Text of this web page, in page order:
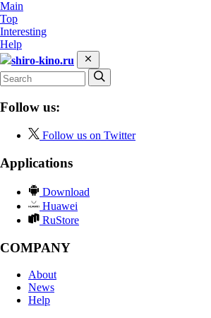
Main
Top
Interesting
Help
shiro-kino.ru
Follow us:
Follow us on Twitter
Applications
Download
Huawei
RuStore
COMPANY
About
News
Help